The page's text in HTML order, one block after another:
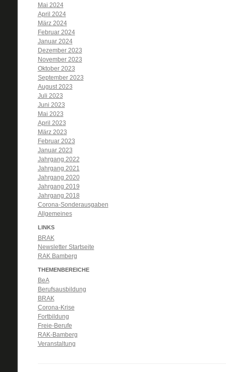
Mai 2024
April 2024
März 2024
Februar 2024
Januar 2024
Dezember 2023
November 2023
Oktober 2023
September 2023
August 2023
Juli 2023
Juni 2023
Mai 2023
April 2023
März 2023
Februar 2023
Januar 2023
Jahrgang 2022
Jahrgang 2021
Jahrgang 2020
Jahrgang 2019
Jahrgang 2018
Corona-Sonderausgaben
Allgemeines
LINKS
BRAK
Newsletter Startseite
RAK Bamberg
THEMENBEREICHE
BeA
Berufsausbildung
BRAK
Corona-Krise
Fortbildung
Freie-Berufe
RAK-Bamberg
Veranstaltung